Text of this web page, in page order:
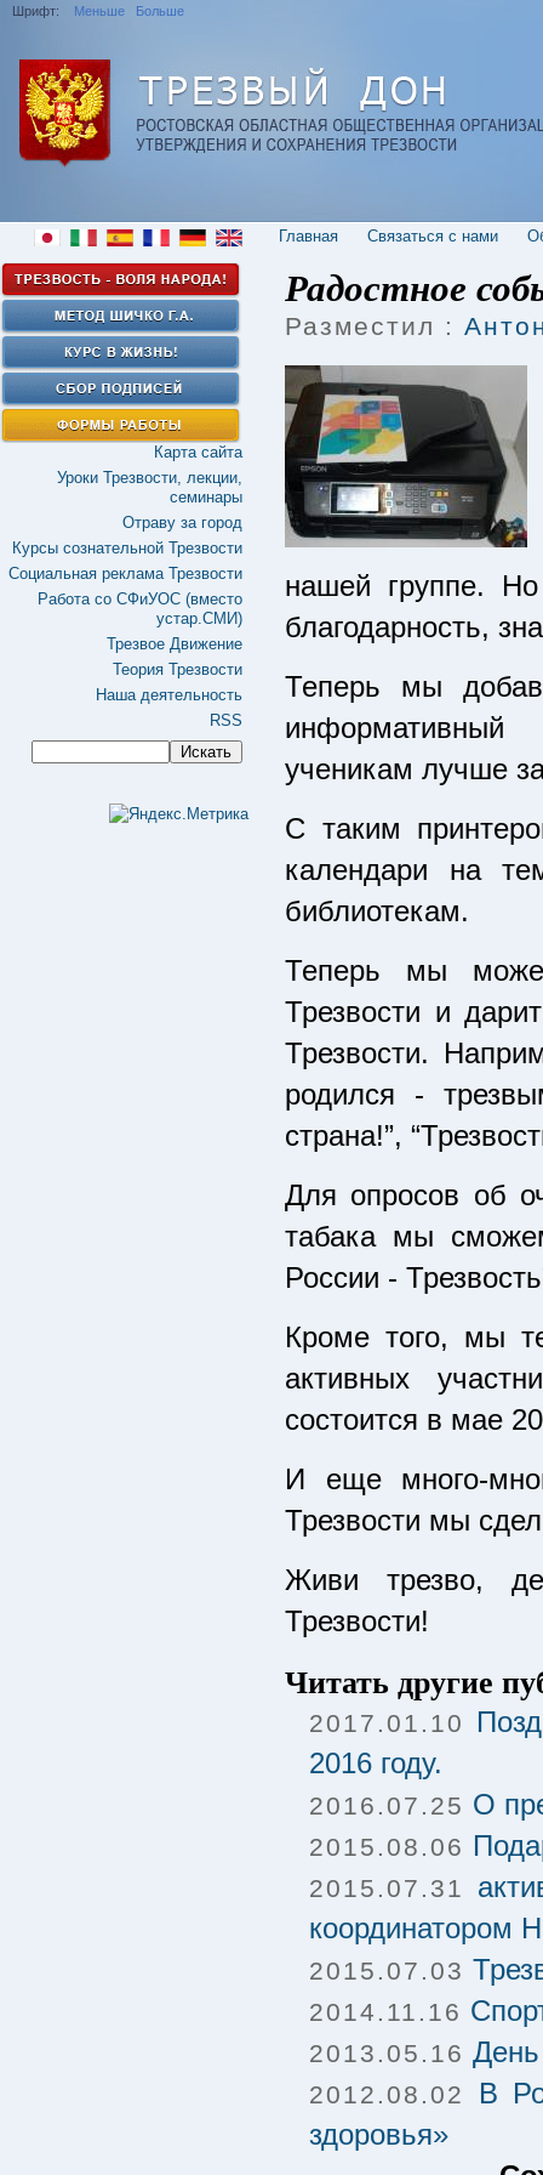
Шрифт: Меньше Больше
Главная Cвязаться с нами
Радостное
Разместил :
нашей группе.
благодарность,
Теперь мы
информативный
ученикам лучше
С таким
календари на
библиотекам.
Теперь мы
Трезвости и
Трезвости.
родился -
страна!”,
Для опросов об
табака мы
России -
Кроме того, мы
активных
состоится в мае
И еще много-
Трезвости мы
Живи трезво,
Трезвости!
Читать другие
2017.01.10
2016 году.
2016.07.25 О
2015.08.06
2015.07.31
координатором
2015.07.03
2014.11.16
2013.05.16
2012.08.02
В
здоровья»
Карта сайта
Уроки Трезвости, лекции,
семинары
Отраву за город
Курсы сознательной Трезвости
Социальная реклама Трезвости
Работа со СФиУОС (вместо
устар.СМИ)
Трезвое Движение
Теория Трезвости
Наша деятельность
RSS